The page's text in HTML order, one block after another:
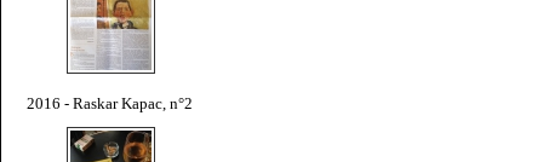
2016 - Raskar Kapac, n°2